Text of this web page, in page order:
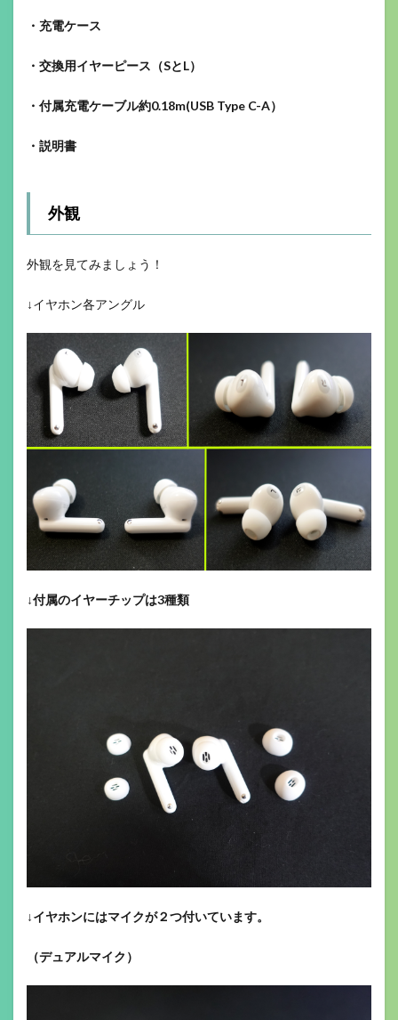
・充電ケース
・交換用イヤーピース（SとL）
・付属充電ケーブル約0.18m(USB Type C-A）
・説明書
外観
外観を見てみましょう！
↓イヤホン各アングル
↓付属のイヤーチップは3種類
↓イヤホンにはマイクが２つ付いています。
（デュアルマイク）